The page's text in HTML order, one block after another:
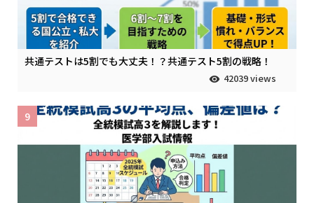
共通テストは5割でも大丈夫！？共通テスト5割の戦略！
42039 views
9